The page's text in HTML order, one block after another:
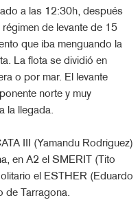
a las 12:30h, después
de levante de 15
que iba menguando la
La flota se dividió en
o por mar. El levante
norte y muy
la llegada.
III (Yamandu Rodriguez)
en A2 el SMERIT (Tito
el ESTHER (Eduardo
de Tarragona.